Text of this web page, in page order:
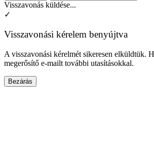
Visszavonás küldése...
✓
Visszavonási kérelem benyújtva
A visszavonási kérelmét sikeresen elküldtük.
megerősítő e-mailt további utasításokkal.
Bezárás